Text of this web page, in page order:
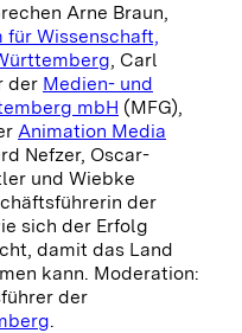
Arne Braun,
für Wissenschaft,
, Carl
der Medien- und
mbH (MFG),
Animation Media
Nefzer, Oscar-
und Wiebke
der
sich der Erfolg
damit das Land
kann. Moderation:
der
.